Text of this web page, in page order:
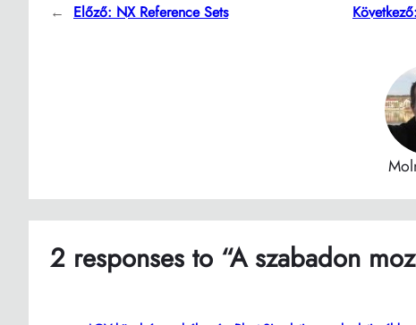
← Előző: NX Reference Sets Következő:
2 responses to “A szabadon